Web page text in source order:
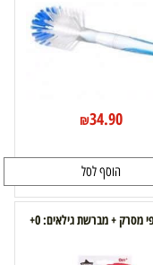
₪34.90
הוסף לסל
מסרק + מברשת גילאים: 0+